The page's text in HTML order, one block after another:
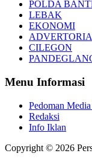
POLDA
LEBAK
EKONOMI
CILEGON
Menu Informasi
Pedoman
Redaksi
Info Iklan
Copyright © 2026